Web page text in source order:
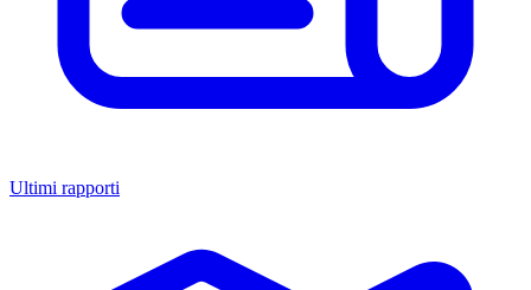
Ultimi rapporti